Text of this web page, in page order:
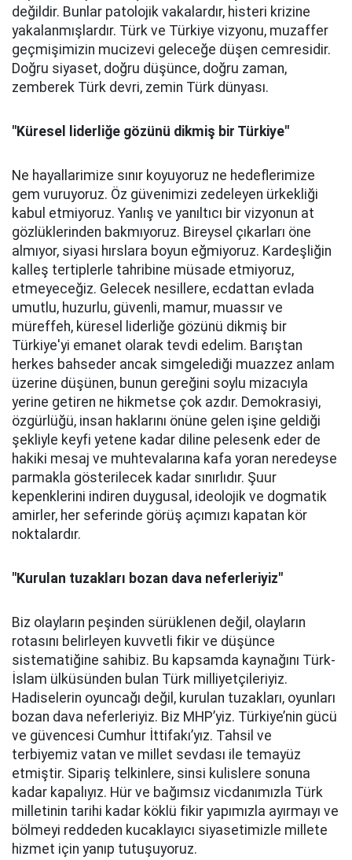
değildir. Bunlar patolojik vakalardır, histeri krizine
yakalanmışlardır. Türk ve Türkiye vizyonu, muzaffer
geçmişimizin mucizevi geleceğe düşen cemresidir.
Doğru siyaset, doğru düşünce, doğru zaman,
zemberek Türk devri, zemin Türk dünyası.
"Küresel liderliğe gözünü dikmiş bir Türkiye"
Ne hayallarimize sınır koyuyoruz ne hedeflerimize
gem vuruyoruz. Öz güvenimizi zedeleyen ürkekliği
kabul etmiyoruz. Yanlış ve yanıltıcı bir vizyonun at
gözlüklerinden bakmıyoruz. Bireysel çıkarları öne
almıyor, siyasi hırslara boyun eğmiyoruz. Kardeşliğin
kalleş tertiplerle tahribine müsade etmiyoruz,
etmeyeceğiz. Gelecek nesillere, ecdattan evlada
umutlu, huzurlu, güvenli, mamur, muassır ve
müreffeh, küresel liderliğe gözünü dikmiş bir
Türkiye'yi emanet olarak tevdi edelim. Barıştan
herkes bahseder ancak simgelediği muazzez anlam
üzerine düşünen, bunun gereğini soylu mizacıyla
yerine getiren ne hikmetse çok azdır. Demokrasiyi,
özgürlüğü, insan haklarını önüne gelen işine geldiği
şekliyle keyfi yetene kadar diline pelesenk eder de
hakiki mesaj ve muhtevalarına kafa yoran neredeyse
parmakla gösterilecek kadar sınırlıdır. Şuur
kepenklerini indiren duygusal, ideolojik ve dogmatik
amirler, her seferinde görüş açımızı kapatan kör
noktalardır.
"Kurulan tuzakları bozan dava neferleriyiz"
Biz olayların peşinden sürüklenen değil, olayların
rotasını belirleyen kuvvetli fikir ve düşünce
sistematiğine sahibiz. Bu kapsamda kaynağını Türk-
İslam ülküsünden bulan Türk milliyetçileriyiz.
Hadiselerin oyuncağı değil, kurulan tuzakları, oyunları
bozan dava neferleriyiz. Biz MHP’yiz. Türkiye’nin gücü
ve güvencesi Cumhur İttifakı’yız. Tahsil ve
terbiyemiz vatan ve millet sevdası ile temayüz
etmiştir. Sipariş telkinlere, sinsi kulislere sonuna
kadar kapalıyız. Hür ve bağımsız vicdanımızla Türk
milletinin tarihi kadar köklü fikir yapımızla ayırmayı ve
bölmeyi reddeden kucaklayıcı siyasetimizle millete
hizmet için yanıp tutuşuyoruz.